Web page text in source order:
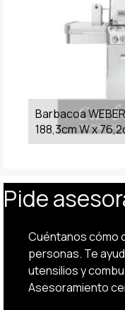
Barbacoa
188,3cm W x
Pide
Cuéntanos cómo
personas. Te
utensilios y
Asesoramiento